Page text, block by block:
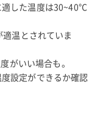
した温度は30~40°C
温とされていま
がいい場合も。
設定ができるか確認